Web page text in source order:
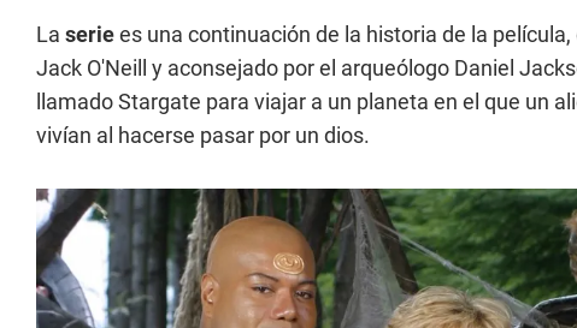
La seriees una continuación de la historia de la
Jack O'Neill y aconsejado por el arqueólogo Daniel
llamado Stargate para viajar a un planeta en el que un
vivían al hacerse pasar por un dios.